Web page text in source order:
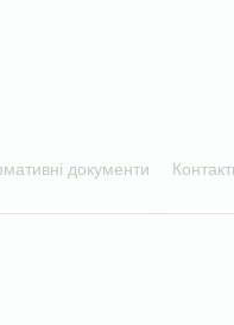
документи